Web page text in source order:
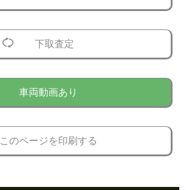
下取査定
車両動画あり
このページを印刷する